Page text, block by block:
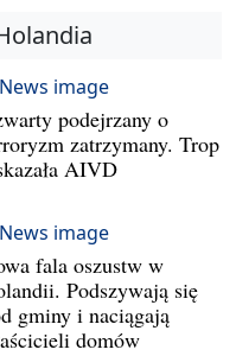
podejrzany o
zatrzymany. Trop
AIVD
fala oszustw w
Podszywają się
gminy i naciągają
domów